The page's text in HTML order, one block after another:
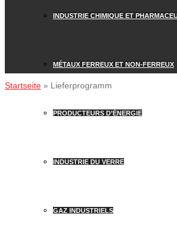
INDUSTRIE CHIMIQUE ET
MÉTAUX FERREUX ET NON-FERREUX
PRODUCTEURS D’ÉNERGIE
INDUSTRIE DU VERRE
GAZ INDUSTRIELS
Startseite » Lieferprogramm